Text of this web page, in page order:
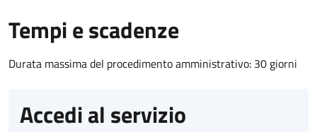
Tempi e scadenze
Durata massima del procedimento amministrativo: 30 giorni
Accedi al servizio